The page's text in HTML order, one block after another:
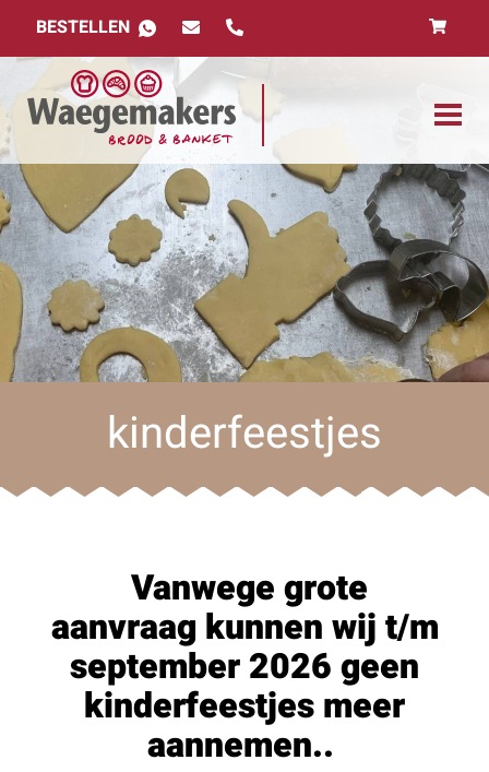
BESTELLEN
kinderfeestjes
Vanwege grote
aanvraag kunnen wij t/m
september 2026 geen
kinderfeestjes meer
aannemen..